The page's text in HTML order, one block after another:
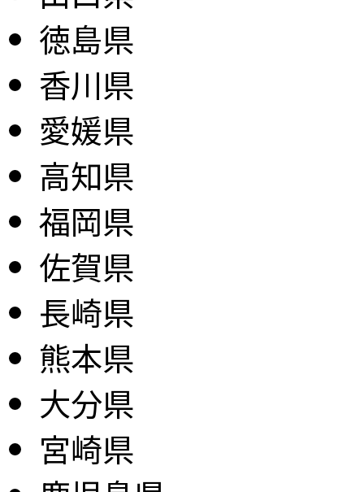
徳島県
香川県
愛媛県
高知県
福岡県
佐賀県
長崎県
熊本県
大分県
宮崎県